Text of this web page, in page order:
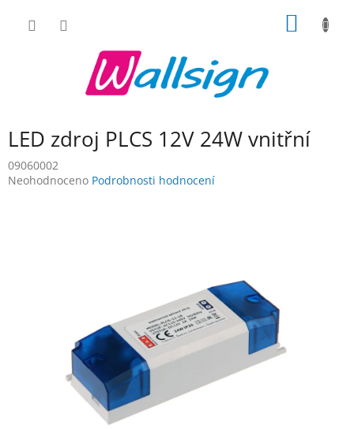
LED zdroj PLCS 12V 24W vnitřní
09060002
Průměrné
Neohodnoceno Podrobnosti hodnocení